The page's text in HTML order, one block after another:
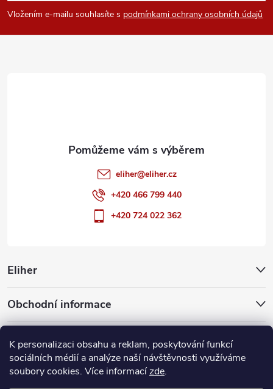
K personalizaci obsahu a reklam, poskytování funkcí
sociálních médií a analýze naší návštěvnosti využíváme
soubory cookies. Více informacízde.
pVložením e-mailu souhlasíte s podmínkami ochrany osobních údajů
Eliher
Obchodní informace
Partnerské weby
eliher@eliher.cz
+420 466 799 440
+420 724 022 362